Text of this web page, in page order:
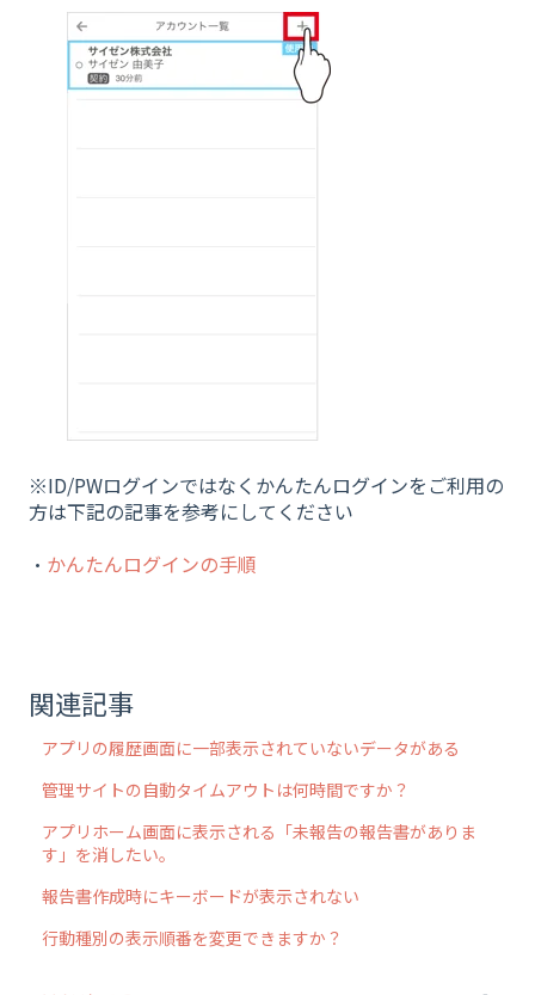
※ID/PWログインではなくかんたんログインをご利用の
方は下記の記事を参考にしてください
・ かんたんログインの手順
関連記事
アプリの履歴画面に一部表示されていないデータがある
管理サイトの自動タイムアウトは何時間ですか？
アプリホーム画面に表示される「未報告の報告書がありま
す」を消したい。
報告書作成時にキーボードが表示されない
行動種別の表示順番を変更できますか？